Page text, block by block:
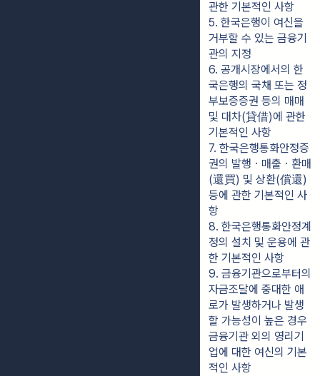
관한 기본적인 사항
5. 한국은행이 여신을
거부할 수 있는 금융기
관의 지정
6. 공개시장에서의 한
국은행의 국채 또는 정
부보증증권 등의 매매
및 대차(貸借)에 관한
기본적인 사항
7. 한국은행통화안정증
권의 발행ㆍ매출ㆍ환매
(還買) 및 상환(償還)
등에 관한 기본적인 사
항
8. 한국은행통화안정계
정의 설치 및 운용에 관
한 기본적인 사항
9. 금융기관으로부터의
자금조달에 중대한 애
로가 발생하거나 발생
할 가능성이 높은 경우
금융기관 외의 영리기
업에 대한 여신의 기본
적인 사항